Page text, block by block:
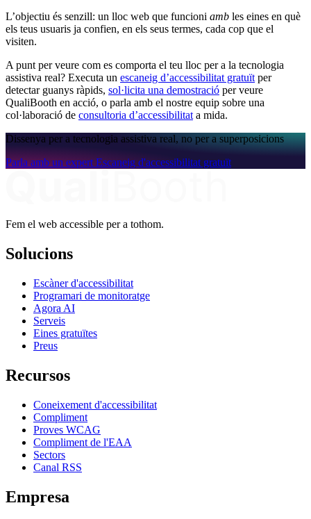
L’objectiu és senzill: un lloc web que funcioni amb les eines en què
els teus usuaris ja confien, en els seus termes, cada cop que el
visiten.
A punt per veure com es comporta el teu lloc per a la tecnologia
assistiva real? Executa un escaneig d’accessibilitat gratuït per
detectar guanys ràpids, sol·licita una demostració per veure
QualiBooth en acció, o parla amb el nostre equip sobre una
col·laboració de consultoria d’accessibilitat a mida.
Dissenya per a tecnologia assistiva real, no per a superposicions
Parla amb un expert Escaneig d'accessibilitat gratuït
Fem el web accessible per a tothom.
Solucions
Escàner d'accessibilitat
Programari de monitoratge
Agora AI
Serveis
Eines gratuïtes
Preus
Recursos
Coneixement d'accessibilitat
Compliment
Proves WCAG
Compliment de l'EAA
Sectors
Canal RSS
Empresa